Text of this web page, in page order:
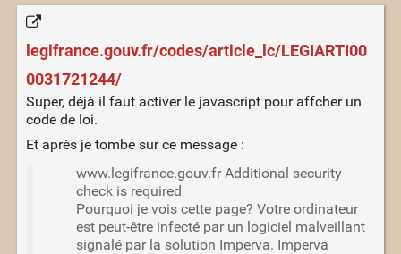
legifrance.gouv.fr/codes/article_lc/LEGIARTI00
0031721244/
Super, déjà il faut activer le javascript pour affcher un
code de loi.
Et après je tombe sur ce message :
www.legifrance.gouv.fr Additional security
check is required
Pourquoi je vois cette page? Votre ordinateur
est peut-être infecté par un logiciel malveillant
signalé par la solution Imperva. Imperva